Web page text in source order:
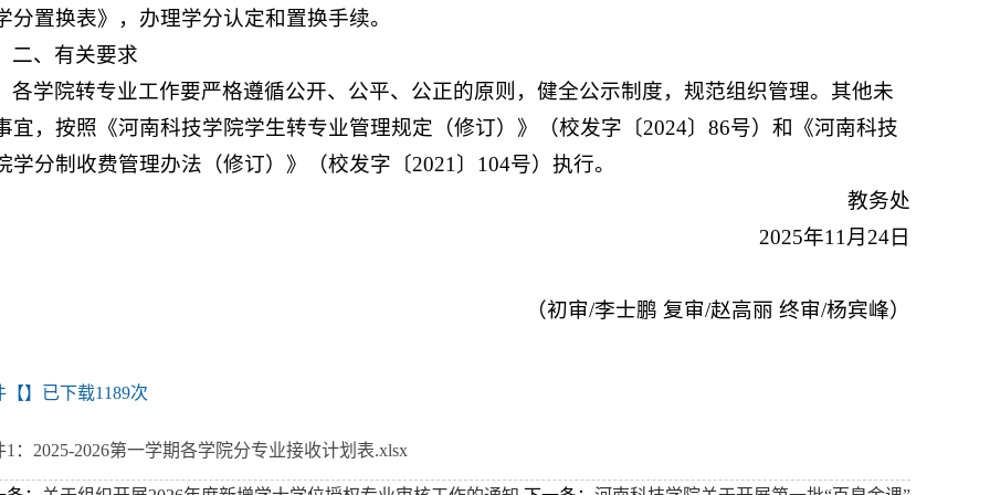
分置换表》，办理学分认定和置换手续。
二、有关要求
各学院转专业工作要严格遵循公开、公平、公正的原则，健全公示制度，规范组织管理。其他未
宜，按照《河南科技学院学生转专业管理规定（修订）》（校发字〔2024〕86号）和《河南科技
学分制收费管理办法（修订）》（校发字〔2021〕104号）执行。
教务处
2025年11月24日
（初审/李士鹏 复审/赵高丽 终审/杨宾峰）
【
1：2025-2026第一学期各学院分专业接收计划表.xlsx
】已下载1189次